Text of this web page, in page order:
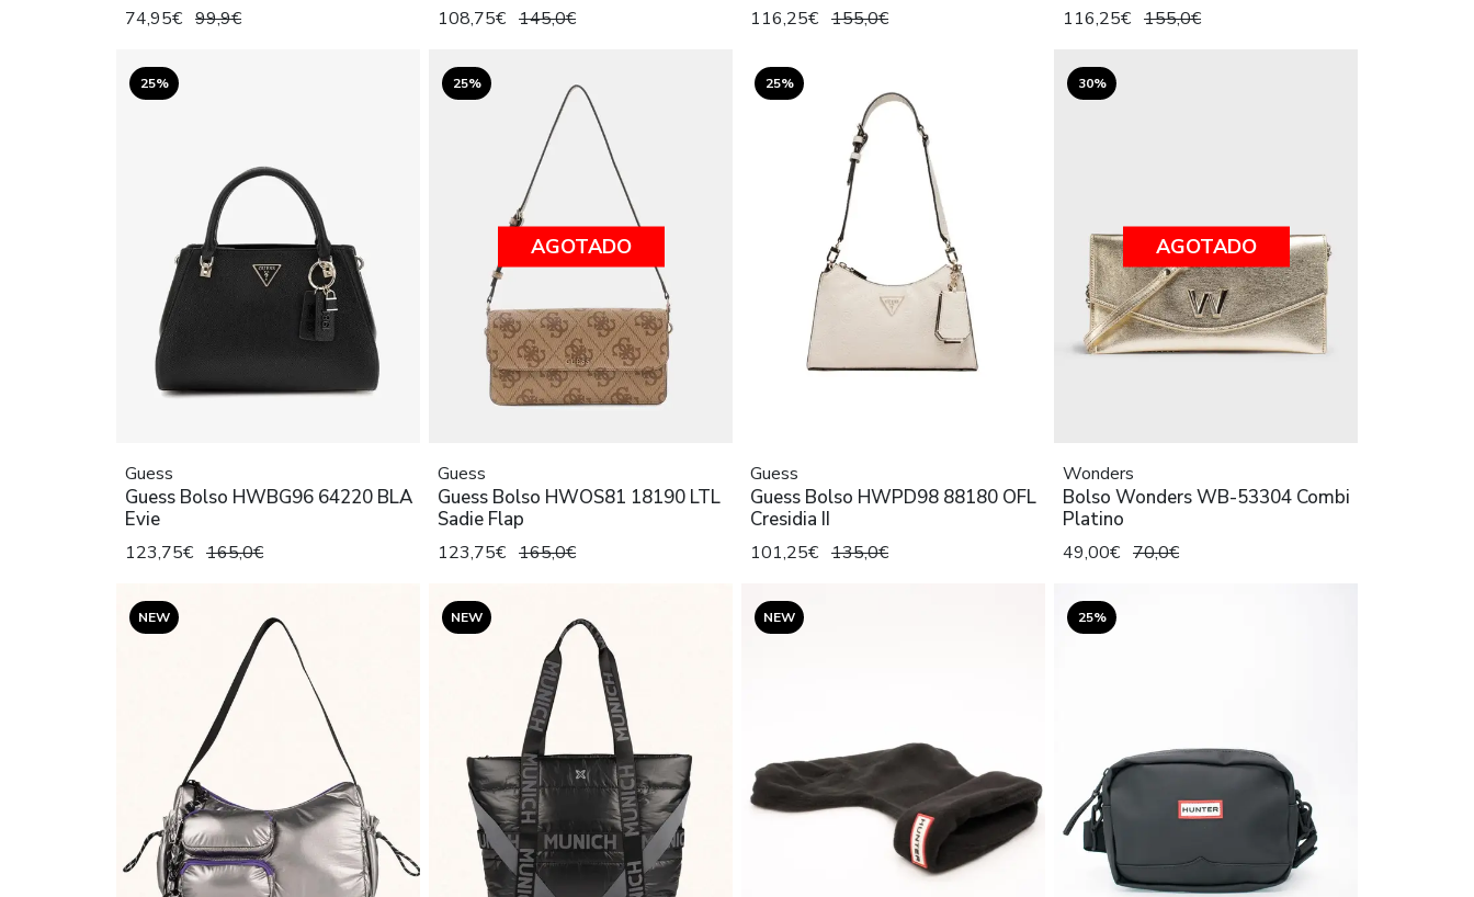
74,95€ 99,9€ 108,75€ 145,0€ 116,25€ 155,0€ 116,25€ 155,0€
25%
Guess
Guess Bolso HWBG96 64220 BLA
Evie
123,75€ 165,0€
25%
AGOTADO
Guess
Guess Bolso HWOS81 18190 LTL
Sadie Flap
123,75€ 165,0€
25%
Guess
Guess Bolso HWPD98 88180 OFL
Cresidia II
101,25€ 135,0€
30%
AGOTADO
Wonders
Bolso Wonders WB-53304 Combi
Platino
49,00€ 70,0€
NEW NEW NEW 25%